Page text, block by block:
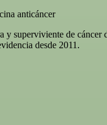
anticáncer
y superviviente de cáncer
desde 2011.